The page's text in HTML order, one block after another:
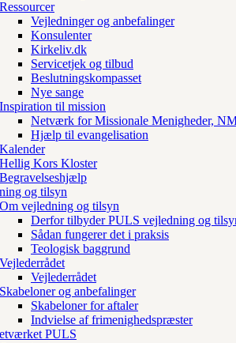
Ressourcer
Vejledninger og anbefalinger
Konsulenter
Kirkeliv.dk
Servicetjek og tilbud
Beslutningskompasset
Nye sange
Inspiration til mission
Netværk for Missionale Menigheder,
Hjælp til evangelisation
Kalender
Hellig Kors Kloster
Begravelseshjælp
og tilsyn
Om vejledning og tilsyn
Derfor tilbyder PULS vejledning og
Sådan fungerer det i praksis
Teologisk baggrund
Vejlederrådet
Vejlederrådet
Skabeloner og anbefalinger
Skabeloner for aftaler
Indvielse af frimenighedspræster
PULS